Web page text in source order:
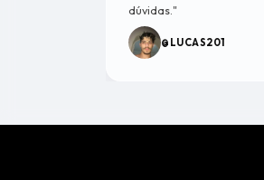
dúvidas."
@LUCAS201